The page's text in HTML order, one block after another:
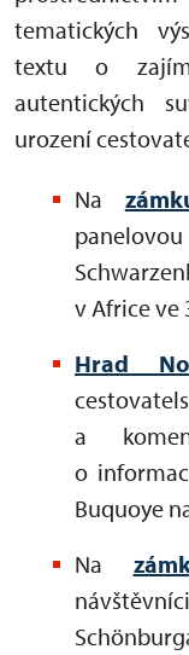
tematických
textu o
autentických
urození
Na
v Africe ve
Hrad
a
o
Buquoye
Na